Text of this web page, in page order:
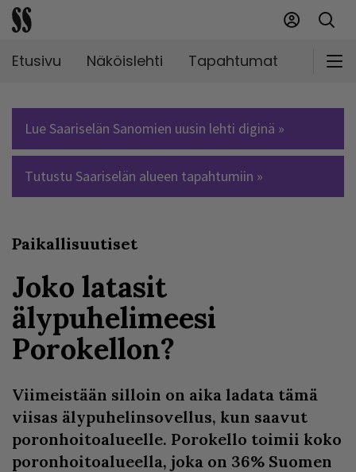
Etusivu Näköislehti Tapahtumat
Lue Saariselän Sanomien uusin lehti diginä »
Tutustu Saariselän alueen tapahtumiin »
Paikallisuutiset
Joko latasit
älypuhelimeesi
Porokellon?
Viimeistään silloin on aika ladata tämä
viisas älypuhelinsovellus, kun saavut
poronhoitoalueelle. Porokello toimii koko
poronhoitoalueella, joka on 36% Suomen